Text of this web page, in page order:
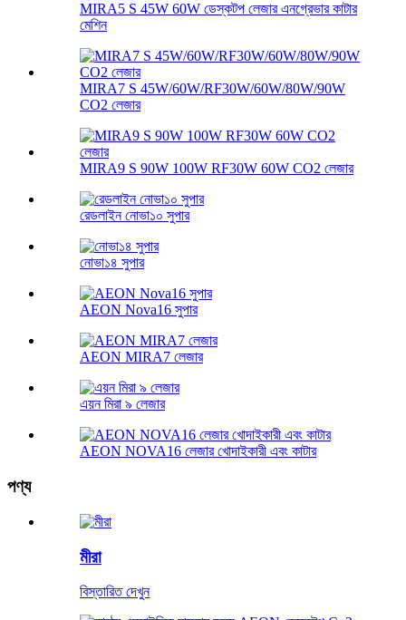
MIRA5 S 45W 60W ডেস্কটপ লেজার এনগ্রেভার কাটার
মেশিন
MIRA7 S 45W/60W/RF30W/60W/80W/90W
CO2 লেজার
MIRA9 S 90W 100W RF30W 60W CO2 লেজার
রেডলাইন নোভা১০ সুপার
নোভা১৪ সুপার
AEON Nova16 সুপার
AEON MIRA7 লেজার
এয়ন মিরা ৯ লেজার
AEON NOVA16 লেজার খোদাইকারী এবং কাটার
পণ্য
মীরা
বিস্তারিত দেখুন